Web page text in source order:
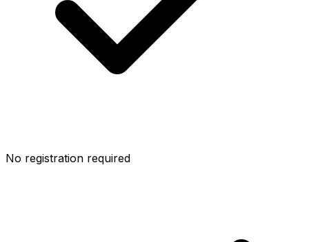
No registration required